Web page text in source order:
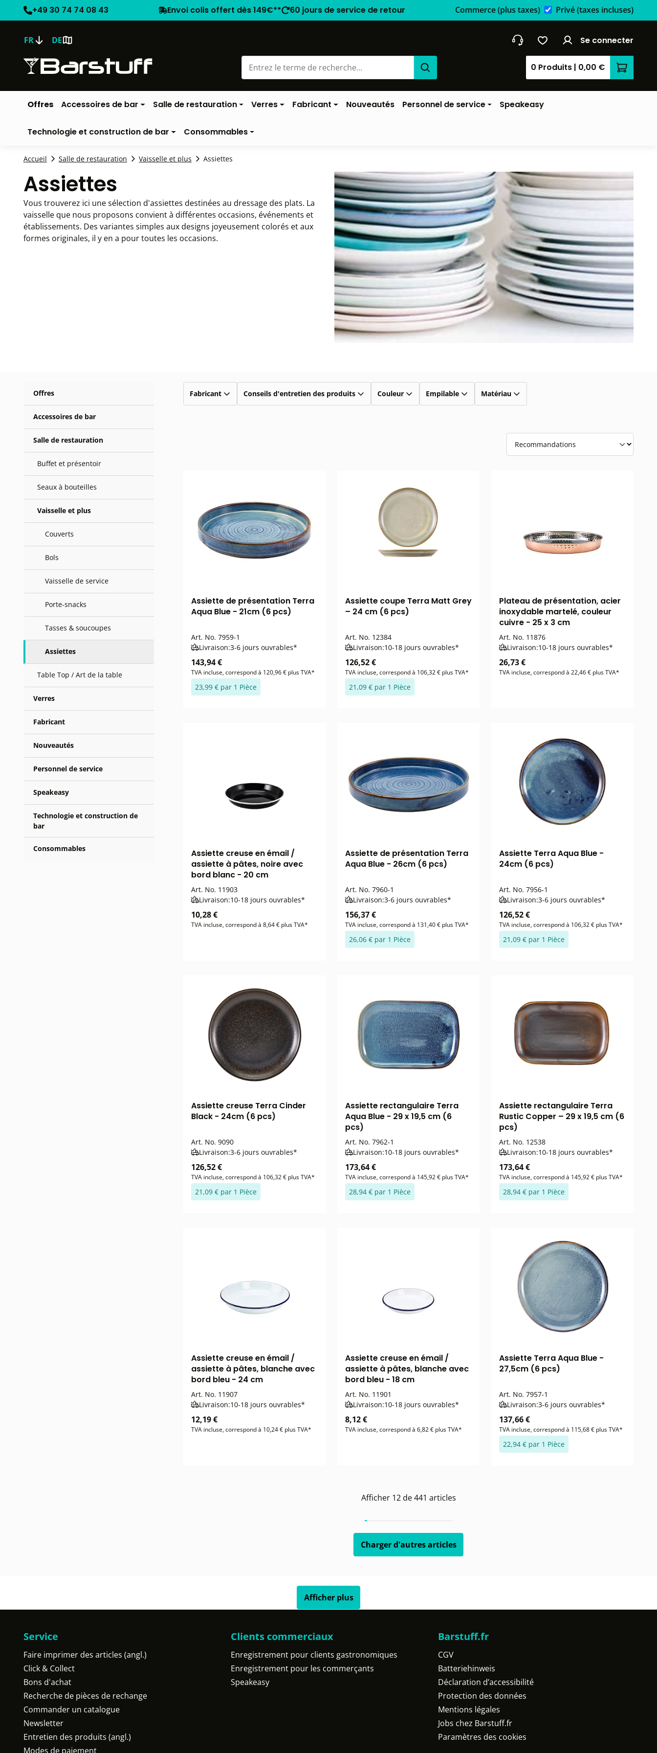
+49 30 74 74 08 43 Envoi colis offert dès 149€** 60 jours de service de retour Commerce(plus taxes) Privé(taxes incluses)
FR DE Se connecter
0 Produits | 0,00 € Le
Offres Accessoires de bar Salle de restauration Verres Fabricant Nouveautés Personnel de service Speakeasy
Technologie et construction de bar Consommables
Accueil Salle de restauration Vaisselle et plus Assiettes
Assiettes
Vous trouverez ici une sélection d'assiettes destinées au dressage des plats. La
vaisselle que nous proposons convient à différentes occasions, événements et
établissements. Des variantes simples aux designs joyeusement colorés et aux
formes originales, il y en a pour toutes les occasions.
Offres
Accessoires de bar
Salle de restauration
Buffet et présentoir
Seaux à bouteilles
Vaisselle et plus
Couverts
Bols
Vaisselle de service
Porte-snacks
Tasses & soucoupes
Assiettes
Table Top / Art de la table
Verres
Fabricant
Nouveautés
Personnel de service
Speakeasy
Technologie et construction de
bar
Consommables
Fabricant Conseils d'entretien des produits Couleur Empilable Matériau
Assiette de présentation Terra
Aqua Blue - 21cm (6 pcs)
Art. No. 7959-1
Livraison:3-6 jours ouvrables*
143,94 €
TVA incluse, correspond à 120,96 € plus TVA*
23,99 € par 1 Pièce
Assiette coupe Terra Matt Grey
– 24 cm (6 pcs)
Art. No. 12384
Livraison:10-18 jours ouvrables*
126,52 €
TVA incluse, correspond à 106,32 € plus TVA*
21,09 € par 1 Pièce
Plateau de présentation, acier
inoxydable martelé, couleur
cuivre - 25 x 3 cm
Art. No. 11876
Livraison:10-18 jours ouvrables*
26,73 €
TVA incluse, correspond à 22,46 € plus TVA*
Assiette creuse en émail /
assiette à pâtes, noire avec
bord blanc - 20 cm
Art. No. 11903
Livraison:10-18 jours ouvrables*
10,28 €
TVA incluse, correspond à 8,64 € plus TVA*
Assiette de présentation Terra
Aqua Blue - 26cm (6 pcs)
Art. No. 7960-1
Livraison:3-6 jours ouvrables*
156,37 €
TVA incluse, correspond à 131,40 € plus TVA*
26,06 € par 1 Pièce
Assiette Terra Aqua Blue -
24cm (6 pcs)
Art. No. 7956-1
Livraison:3-6 jours ouvrables*
126,52 €
TVA incluse, correspond à 106,32 € plus TVA*
21,09 € par 1 Pièce
Assiette creuse Terra Cinder
Black - 24cm (6 pcs)
Art. No. 9090
Livraison:3-6 jours ouvrables*
126,52 €
TVA incluse, correspond à 106,32 € plus TVA*
21,09 € par 1 Pièce
Assiette rectangulaire Terra
Aqua Blue - 29 x 19,5 cm (6
pcs)
Art. No. 7962-1
Livraison:10-18 jours ouvrables*
173,64 €
TVA incluse, correspond à 145,92 € plus TVA*
28,94 € par 1 Pièce
Assiette rectangulaire Terra
Rustic Copper – 29 x 19,5 cm (6
pcs)
Art. No. 12538
Livraison:10-18 jours ouvrables*
173,64 €
TVA incluse, correspond à 145,92 € plus TVA*
28,94 € par 1 Pièce
Assiette creuse en émail /
assiette à pâtes, blanche avec
bord bleu - 24 cm
Art. No. 11907
Livraison:10-18 jours ouvrables*
12,19 €
TVA incluse, correspond à 10,24 € plus TVA*
Assiette creuse en émail /
assiette à pâtes, blanche avec
bord bleu - 18 cm
Art. No. 11901
Livraison:10-18 jours ouvrables*
8,12 €
TVA incluse, correspond à 6,82 € plus TVA*
Assiette Terra Aqua Blue -
27,5cm (6 pcs)
Art. No. 7957-1
Livraison:3-6 jours ouvrables*
137,66 €
TVA incluse, correspond à 115,68 € plus TVA*
22,94 € par 1 Pièce
Afficher 12de441 articles
Charger d'autres articles
Afficher plus
Service
Faire imprimer des articles (angl.)
Click & Collect
Bons d'achat
Recherche de pièces de rechange
Commander un catalogue
Newsletter
Entretien des produits (angl.)
Modes de paiement
Clients commerciaux
Enregistrement pour clients gastronomiques
Enregistrement pour les commerçants
Speakeasy
Barstuff.fr
CGV
Batteriehinweis
Déclaration d’accessibilité
Protection des données
Mentions légales
Jobs chez Barstuff.fr
Paramètres des cookies